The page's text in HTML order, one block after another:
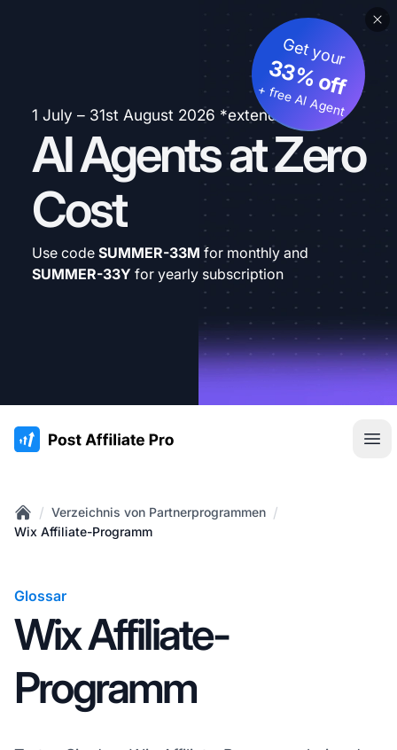
1 July – 31st August 2026 *extended
AI Agents at Zero
Cost
Get your
33% off
+ free AI Agent
Use code SUMMER-33M for monthly and
SUMMER-33Y for yearly subscription
:site.title
Home
/ Verzeichnis von Partnerprogrammen /
Wix Affiliate-Programm
Glossar
Wix Affiliate-
Programm